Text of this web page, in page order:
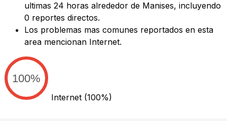
ultimas 24 horas alrededor de Manises, incluyendo
0 reportes directos.
Los problemas mas comunes reportados en esta
area mencionan Internet.
100%
Internet (100%)